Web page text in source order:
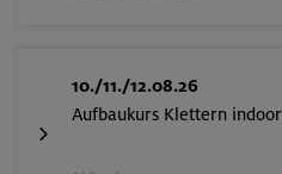
10./11./12.08.26
Aufbaukurs Klettern indoor